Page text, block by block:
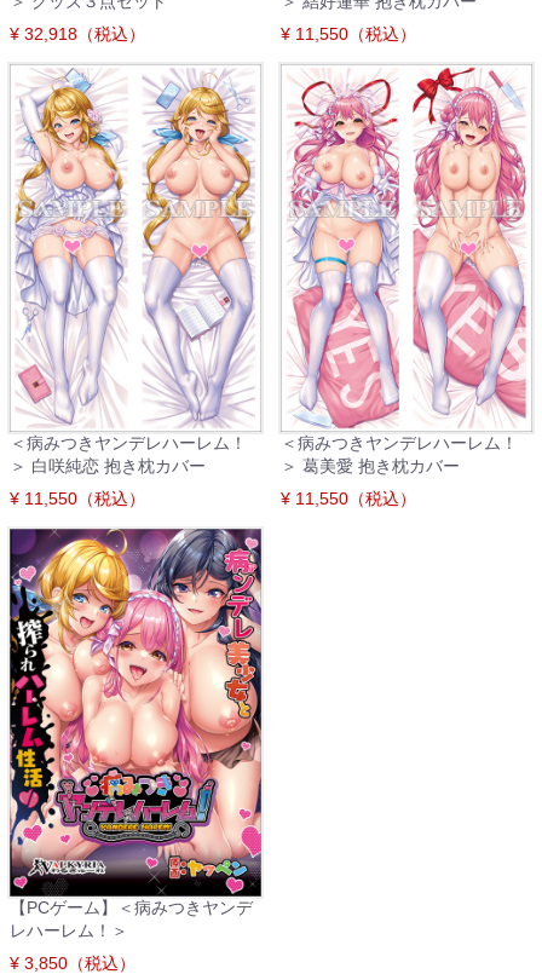
¥ 32,918（税込）
¥ 11,550（税込）
＜病みつきヤンデレハーレム！
＞ 白咲純恋 抱き枕カバー
¥ 11,550（税込）
＜病みつきヤンデレハーレム！
＞ 葛美愛 抱き枕カバー
¥ 11,550（税込）
【PCゲーム】＜病みつきヤンデ
レハーレム！＞
¥ 3,850（税込）